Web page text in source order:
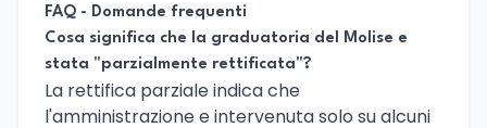
FAQ - Domande frequenti
Cosa significa che la graduatoria del Molise e
stata "parzialmente rettificata"?
La rettifica parziale indica che
l'amministrazione e intervenuta solo su alcuni